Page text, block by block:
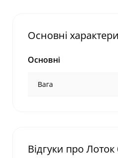
Основні
Основні
Вага
Відгуки про